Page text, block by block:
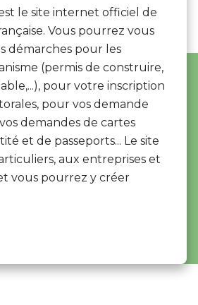
le site internet officiel de
Vous pourrez vous
démarches pour les
(permis de construire,
pour votre inscription
pour vos demande
demandes de cartes
et de passeports... Le site
aux entreprises et
vous pourrez y créer